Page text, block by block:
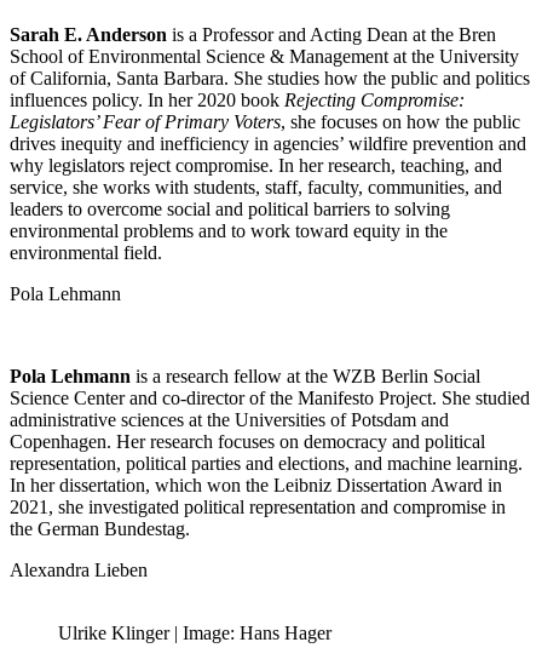
Sarah E. Anderson is a Professor and Acting Dean at the Bren
School of Environmental Science & Management at the University
of California, Santa Barbara. She studies how the public and politics
influences policy. In her 2020 book Rejecting Compromise:
Legislators’ Fear of Primary Voters, she focuses on how the public
drives inequity and inefficiency in agencies’ wildfire prevention and
why legislators reject compromise. In her research, teaching, and
service, she works with students, staff, faculty, communities, and
leaders to overcome social and political barriers to solving
environmental problems and to work toward equity in the
environmental field.
Pola Lehmann
Pola Lehmann is a research fellow at the WZB Berlin Social
Science Center and co-director of the Manifesto Project. She studied
administrative sciences at the Universities of Potsdam and
Copenhagen. Her research focuses on democracy and political
representation, political parties and elections, and machine learning.
In her dissertation, which won the Leibniz Dissertation Award in
2021, she investigated political representation and compromise in
the German Bundestag.
Alexandra Lieben
Ulrike Klinger | Image: Hans Hager